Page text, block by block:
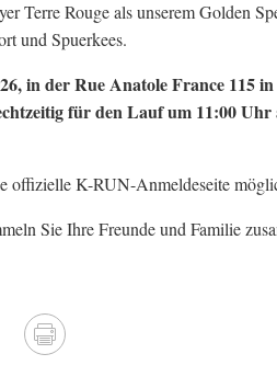
Terre Rouge als unserem Golden
und Spuerkees.
in der Rue Anatole France 115
für den Lauf um 11:00 Uhr
offizielle K-RUN-Anmeldeseite
Sie Ihre Freunde und Familie